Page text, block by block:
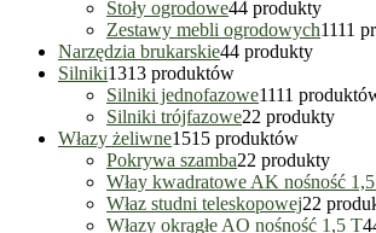
Stoły ogrodowe44 produkty
Zestawy mebli ogrodowych1111
Narzędzia brukarskie44 produkty
Silniki1313 produktów
Silniki jednofazowe1111
Silniki trójfazowe22 produkty
Włazy żeliwne1515 produktów
Pokrywa szamba22 produkty
Włay kwadratowe AK nośność
Właz studni teleskopowej22
Włazy okrągłe AO nośność 1,5 T4